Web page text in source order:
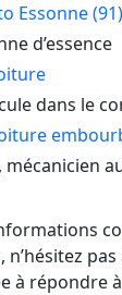
Essonne (91)
d’essence
dans le
mécanicien
à répondre